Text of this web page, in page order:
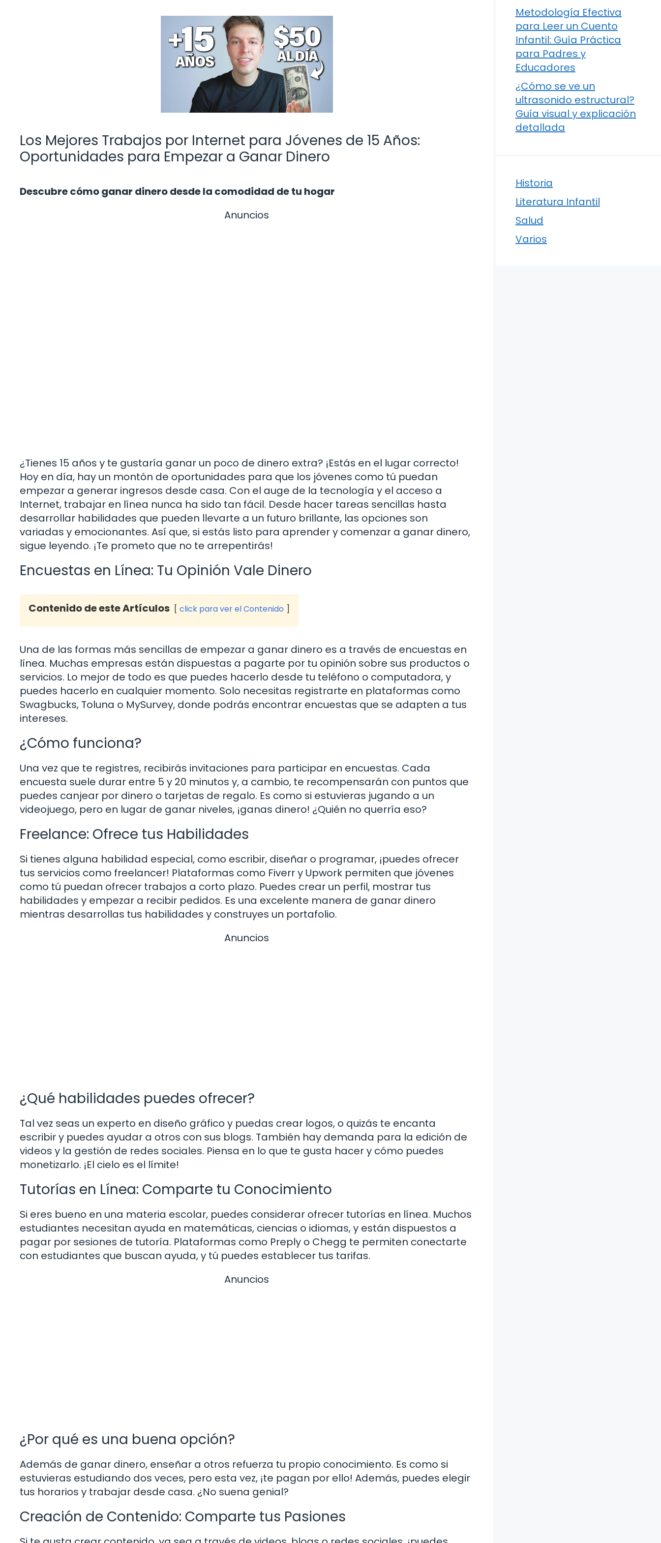
Los Mejores Trabajos por Internet para Jóvenes de 15 Años:
Oportunidades para Empezar a Ganar Dinero
Descubre cómo ganar dinero desde la comodidad de tu hogar
Anuncios
¿Tienes 15 años y te gustaría ganar un poco de dinero extra? ¡Estás en el lugar correcto!
Hoy en día, hay un montón de oportunidades para que los jóvenes como tú puedan
empezar a generar ingresos desde casa. Con el auge de la tecnología y el acceso a
Internet, trabajar en línea nunca ha sido tan fácil. Desde hacer tareas sencillas hasta
desarrollar habilidades que pueden llevarte a un futuro brillante, las opciones son
variadas y emocionantes. Así que, si estás listo para aprender y comenzar a ganar dinero,
sigue leyendo. ¡Te prometo que no te arrepentirás!
Encuestas en Línea: Tu Opinión Vale Dinero
Contenido de este Artículos click para ver el Contenido
Una de las formas más sencillas de empezar a ganar dinero es a través de encuestas en
línea. Muchas empresas están dispuestas a pagarte por tu opinión sobre sus productos o
servicios. Lo mejor de todo es que puedes hacerlo desde tu teléfono o computadora, y
puedes hacerlo en cualquier momento. Solo necesitas registrarte en plataformas como
Swagbucks, Toluna o MySurvey, donde podrás encontrar encuestas que se adapten a tus
intereses.
¿Cómo funciona?
Una vez que te registres, recibirás invitaciones para participar en encuestas. Cada
encuesta suele durar entre 5 y 20 minutos y, a cambio, te recompensarán con puntos que
puedes canjear por dinero o tarjetas de regalo. Es como si estuvieras jugando a un
videojuego, pero en lugar de ganar niveles, ¡ganas dinero! ¿Quién no querría eso?
Freelance: Ofrece tus Habilidades
Si tienes alguna habilidad especial, como escribir, diseñar o programar, ¡puedes ofrecer
tus servicios como freelancer! Plataformas como Fiverr y Upwork permiten que jóvenes
como tú puedan ofrecer trabajos a corto plazo. Puedes crear un perfil, mostrar tus
habilidades y empezar a recibir pedidos. Es una excelente manera de ganar dinero
mientras desarrollas tus habilidades y construyes un portafolio.
Anuncios
¿Qué habilidades puedes ofrecer?
Tal vez seas un experto en diseño gráfico y puedas crear logos, o quizás te encanta
escribir y puedes ayudar a otros con sus blogs. También hay demanda para la edición de
videos y la gestión de redes sociales. Piensa en lo que te gusta hacer y cómo puedes
monetizarlo. ¡El cielo es el límite!
Tutorías en Línea: Comparte tu Conocimiento
Si eres bueno en una materia escolar, puedes considerar ofrecer tutorías en línea. Muchos
estudiantes necesitan ayuda en matemáticas, ciencias o idiomas, y están dispuestos a
pagar por sesiones de tutoría. Plataformas como Preply o Chegg te permiten conectarte
con estudiantes que buscan ayuda, y tú puedes establecer tus tarifas.
Anuncios
¿Por qué es una buena opción?
Además de ganar dinero, enseñar a otros refuerza tu propio conocimiento. Es como si
estuvieras estudiando dos veces, pero esta vez, ¡te pagan por ello! Además, puedes elegir
tus horarios y trabajar desde casa. ¿No suena genial?
Creación de Contenido: Comparte tus Pasiones
Metodología Efectiva
para Leer un Cuento
Infantil: Guía Práctica
para Padres y
Educadores
¿Cómo se ve un
ultrasonido estructural?
Guía visual y explicación
detallada
Historia
Literatura Infantil
Salud
Varios